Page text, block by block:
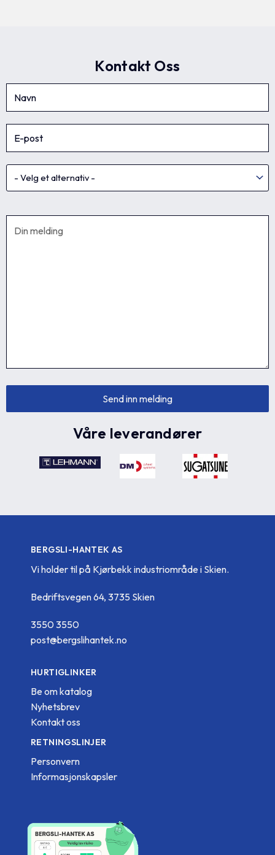
Kontakt Oss
Våre leverandører
BERGSLI-HANTEK AS
Vi holder til på Kjørbekk industriområde i Skien.
Bedriftsvegen 64, 3735 Skien
3550 3550
post@bergslihantek.no
HURTIGLINKER
Be om katalog
Nyhetsbrev
Kontakt oss
RETNINGSLINJER
Personvern
Informasjonskapsler